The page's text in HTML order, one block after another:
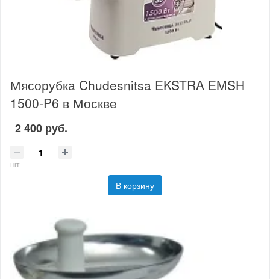
Мясорубка Chudesnitsa EKSTRA EMSH
1500-P6 в Москве
2 400 руб.
шт
В корзину